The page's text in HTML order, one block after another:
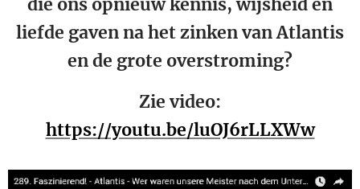
liefde gaven na het zinken van Atlantis
en de grote overstroming?
Zie video:
https://youtu.be/luOJ6rLLXWw